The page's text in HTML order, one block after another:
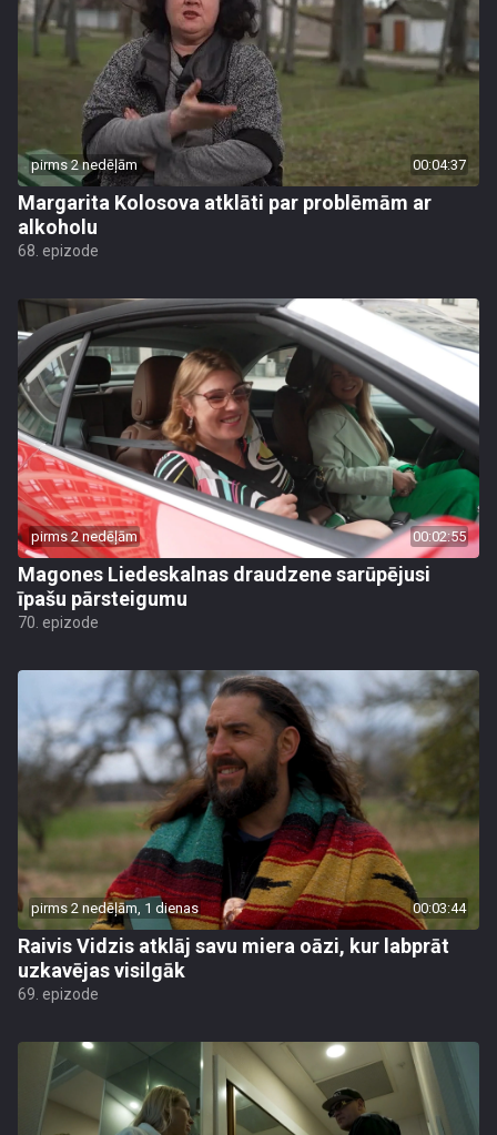
pirms 2 nedēļām 00:04:37
Margarita Kolosova atklāti par problēmām ar
alkoholu
68. epizode
pirms 2 nedēļām 00:02:55
Magones Liedeskalnas draudzene sarūpējusi
īpašu pārsteigumu
70. epizode
pirms 2 nedēļām, 1 dienas 00:03:44
Raivis Vidzis atklāj savu miera oāzi, kur labprāt
uzkavējas visilgāk
69. epizode